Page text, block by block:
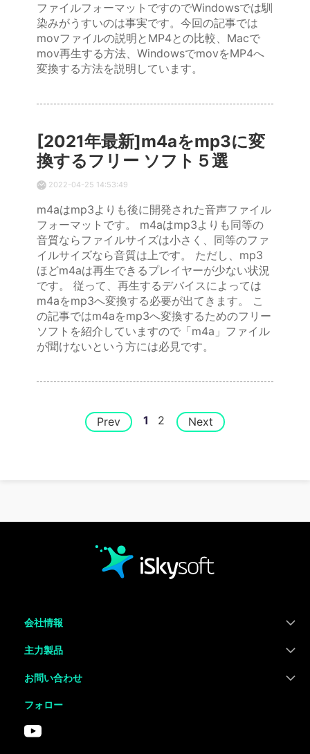
ファイルフォーマットですのでWindowsでは馴
染みがうすいのは事実です。今回の記事では
movファイルの説明とMP4との比較、Macで
mov再生する方法、WindowsでmovをMP4へ
変換する方法を説明しています。
[2021年最新]m4aをmp3に変
換するフリー ソフト５選
2022-04-25 14:53:49
m4aはmp3よりも後に開発された音声ファイル
フォーマットです。 m4aはmp3よりも同等の
音質ならファイルサイズは小さく、同等のファ
イルサイズなら音質は上です。 ただし、mp3
ほどm4aは再生できるプレイヤーが少ない状況
です。 従って、再生するデバイスによっては
m4aをmp3へ変換する必要が出てきます。 こ
の記事ではm4aをmp3へ変換するためのフリー
ソフトを紹介していますので「m4a」ファイル
が聞けないという方には必見です。
Prev 1 2 Next
会社情報
主力製品
お問い合わせ
フォロー